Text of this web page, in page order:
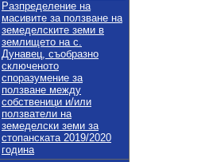
Разпределение на
масивите за ползване на
земеделските земи в
землището на с.
Дунавец, съобразно
сключеното
споразумение за
ползване между
собственици и/или
ползватели на
земеделски земи за
стопанската 2019/2020
година